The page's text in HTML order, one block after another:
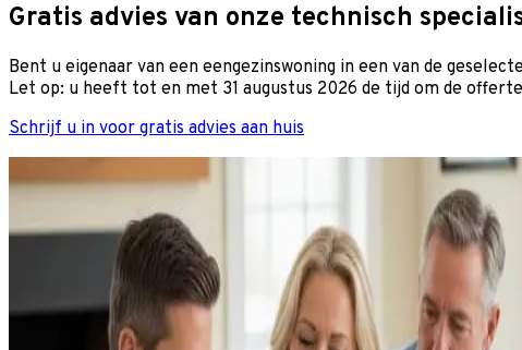
Gratis advies van onze technisch
Bent u eigenaar van een eengezinswoning in een van de
Let op: u heeft tot en met 31 augustus 2026 de tijd om de
Schrijf u in voor gratis advies aan huis